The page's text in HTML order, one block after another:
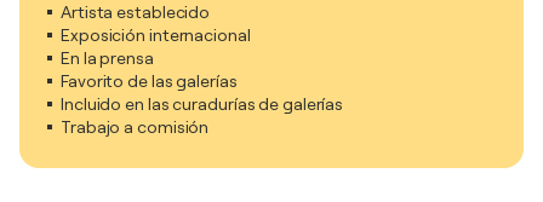
Artista establecido
Exposición internacional
En la prensa
Favorito de las galerías
Incluido en las curadurías de galerías
Trabajo a comisión